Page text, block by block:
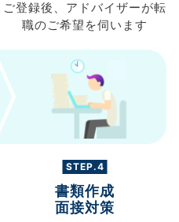
ご登録後、 アドバイザーが転
職のご希望を伺います
STEP.4
書類作成
面接対策